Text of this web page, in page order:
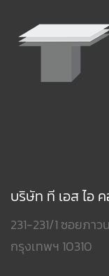
บริษัท ที เอส ไอ
231-231/1 ซอยภา
กรุงเทพฯ 10310